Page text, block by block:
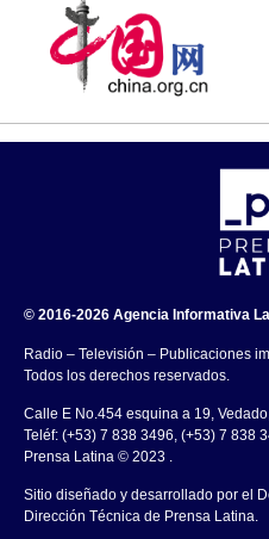
© 2016-2026 Agencia Informativa
Radio – Televisión – Publicaciones
Todos los derechos reservados.
Calle E No.454 esquina a 19,
Teléf: (+53) 7 838 3496, (+53) 7 838
Prensa Latina © 2023 .
Sitio diseñado y desarrollado por el
Dirección Técnica de Prensa Latina.